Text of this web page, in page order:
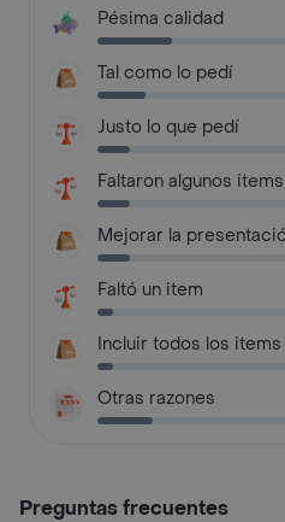
Pésima calidad
Tal como lo pedí
Justo lo que pedí
Faltaron algunos items
Mejorar la
Faltó un item
Incluir todos los items
Otras razones
Preguntas frecuentes